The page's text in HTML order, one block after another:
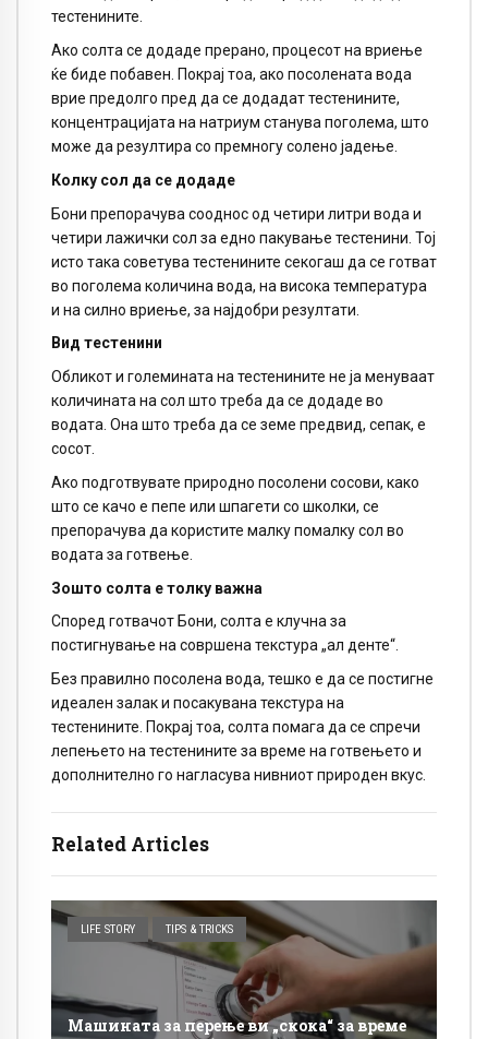
Related Articles
LIFE STORY TIPS & TRICKS
Машината за перење ви „скока“ за време
тестенините.
Ако солта се додаде прерано, процесот на вриење
ќе биде побавен. Покрај тоа, ако посолената вода
врие предолго пред да се додадат тестенините,
концентрацијата на натриум станува поголема, што
може да резултира со премногу солено јадење.
Колку сол да се додаде
Бони препорачува сооднос од четири литри вода и
четири лажички сол за едно пакување тестенини. Тој
исто така советува тестенините секогаш да се готват
во поголема количина вода, на висока температура
и на силно вриење, за најдобри резултати.
Вид тестенини
Обликот и големината на тестенините не ја менуваат
количината на сол што треба да се додаде во
водата. Она што треба да се земе предвид, сепак, е
сосот.
Ако подготвувате природно посолени сосови, како
што се качо е пепе или шпагети со школки, се
препорачува да користите малку помалку сол во
водата за готвење.
Зошто солта е толку важна
Според готвачот Бони, солта е клучна за
постигнување на совршена текстура „ал денте“.
Без правилно посолена вода, тешко е да се постигне
идеален залак и посакувана текстура на
тестенините. Покрај тоа, солта помага да се спречи
лепењето на тестенините за време на готвењето и
дополнително го нагласува нивниот природен вкус.